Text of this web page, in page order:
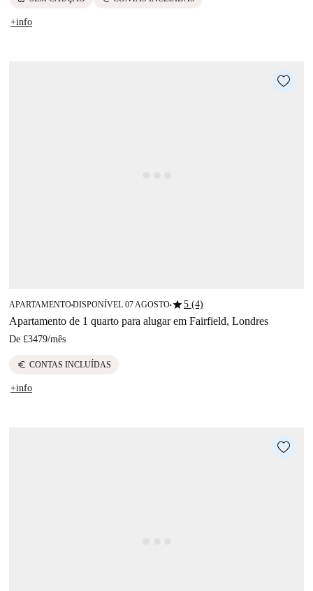
+info
APARTAMENTO■DISPONÍVEL 07 AGOSTO■star5 (4)
Apartamento de 1 quarto para alugar em Fairfield, Londres
De £3479/mês
euro CONTAS INCLUÍDAS
+info